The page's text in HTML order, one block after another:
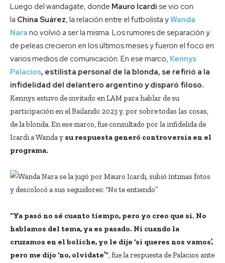
Luego del wandagate, donde Mauro Icardi se vio con
la China Suárez, la relación entre el futbolista yWanda
Nara no volvió a ser la misma. Los rumores de separación y
de peleas crecieron en los últimos meses y fueron el foco en
varios medios de comunicación. En ese marco, Kennys
Palacios, estilista personal de la blonda, se refirió a la
infidelidad del delantero argentino y disparó filoso.
Kennys estuvo de invitado en LAM para hablar de su
participación en el Bailando 2023 y, por sobre todas las cosas,
de la blonda. En ese marco, fue consultado por la infidelida de
Icardi a Wanda y su respuesta generó controversia en el
programa.
“Ya pasó no sé cuanto tiempo, pero yo creo que si. No
hablamos del tema, ya es pasado. Ni cuando la
cruzamos en el boliche, yo le dije ‘si queres nos vamos’,
pero me dijo ‘no, olvidate’”, fue la respuesta de Palacios ante